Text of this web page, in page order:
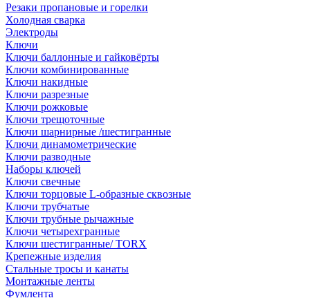
Резаки пропановые и горелки
Холодная сварка
Электроды
Ключи
Ключи баллонные и гайковёрты
Ключи комбинированные
Ключи накидные
Ключи разрезные
Ключи рожковые
Ключи трещоточные
Ключи шарнирные /шестигранные
Ключи динамометрические
Ключи разводные
Наборы ключей
Ключи свечные
Ключи торцовые L-образные сквозные
Ключи трубчатые
Ключи трубные рычажные
Ключи четырехгранные
Ключи шестигранные/ TORX
Крепежные изделия
Стальные тросы и канаты
Монтажные ленты
Фумлента